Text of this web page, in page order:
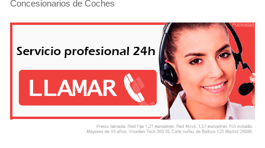
Concesionarios de Coches